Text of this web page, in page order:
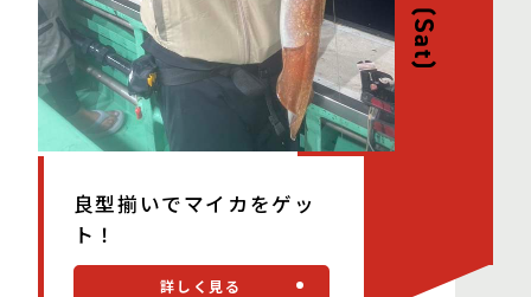
良型揃いでマイカをゲッ
ト！
詳しく見る
(Sat)